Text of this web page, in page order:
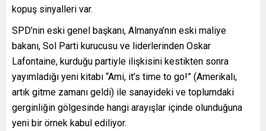
kopuş sinyalleri var.
SPD’nin eski genel başkanı, Almanya’nın eski maliye
bakanı, Sol Parti kurucusu ve liderlerinden Oskar
Lafontaine, kurduğu partiyle ilişkisini kestikten sonra
yayımladığı yeni kitabı “Ami, it’s time to go!” (Amerikalı,
artık gitme zamanı geldi) ile sanayideki ve toplumdaki
gerginliğin gölgesinde hangi arayışlar içinde olunduğuna
yeni bir örnek kabul ediliyor.